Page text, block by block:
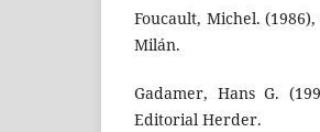
Foucault, Michel.
Milán.
Gadamer, Hans G.
Editorial Herder.